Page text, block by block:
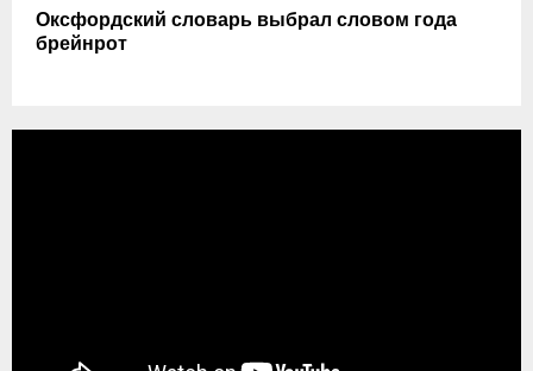
Оксфордский словарь выбрал словом года
брейнрот